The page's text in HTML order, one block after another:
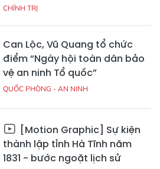
CHÍNH TRỊ
Can Lộc, Vũ Quang tổ chức
điểm “Ngày hội toàn dân bảo
vệ an ninh Tổ quốc”
QUỐC PHÒNG - AN NINH
[Motion Graphic] Sự kiện
thành lập tỉnh Hà Tĩnh năm
1831 - bước ngoặt lịch sử